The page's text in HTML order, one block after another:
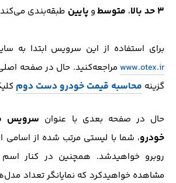
3 حد بالا ، متوسطو پایین طبقه‌بندی
برای استفاده از این سرویس ابتدا به
www.otex.ir مراجعه‌کنید. حال در صفحه
گزینه محاسبه قیمت خودرو دست دوم
حال در صفحه بعدی با عنوان سرویس
خودرو، شما با لیستی مرتب شده از اسامی
روبرو خواهید‌شد. همچنین در کنار
مشاهده خواهید‌کرد که نمایانگر تعداد